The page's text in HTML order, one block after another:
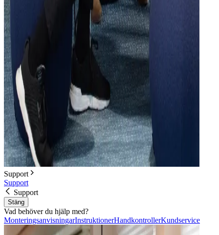
Support
Support
Support
Stäng
Vad behöver du hjälp med?
MonteringsanvisningarInstruktionerHandkontrollerKundservice